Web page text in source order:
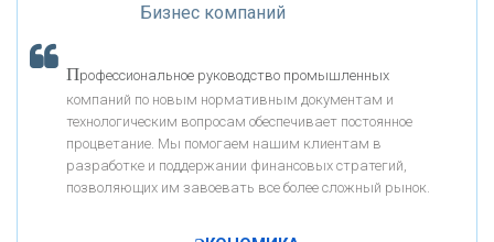
«РОСЕВРОБАНК»
«ПРЕСС-СЛУЖБА ВТБ24»
«АВТОГРАДБАНК»
К ак Система быстрых платежей за пять лет
Бизнес компаний
Профессиональное руководство промышленных
компаний по новым нормативным документам и
технологическим вопросам обеспечивает постоянное
процветание. Мы помогаем нашим клиентам в
разработке и поддержании финансовых стратегий,
позволяющих им завоевать все более сложный рынок.